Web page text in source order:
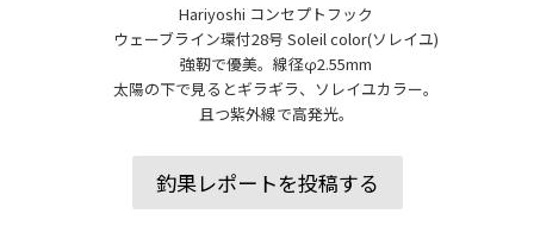
Hariyoshi コンセプトフック
ウェーブライン環付28号 Soleil color(ソレイユ)
強靭で優美。線径φ2.55mm
太陽の下で見るとギラギラ、ソレイユカラー。
且つ紫外線で高発光。
釣果レポートを投稿する